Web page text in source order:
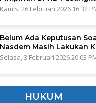
Kamis, 26 Februari 2026 16:32
Belum Ada Keputusan
Nasdem Masih Lakukan
Selasa, 3 Februari 2026 20:03
HUKUM